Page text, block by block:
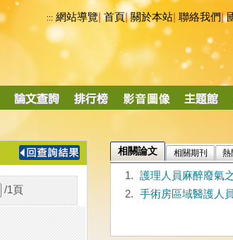
::: 網站導覽|首頁|關於本站 聯絡我們|
導
/1 頁
相關論文 相關期刊 熱
1.
護理人員麻醉廢氣
2.
手術房區域醫護人